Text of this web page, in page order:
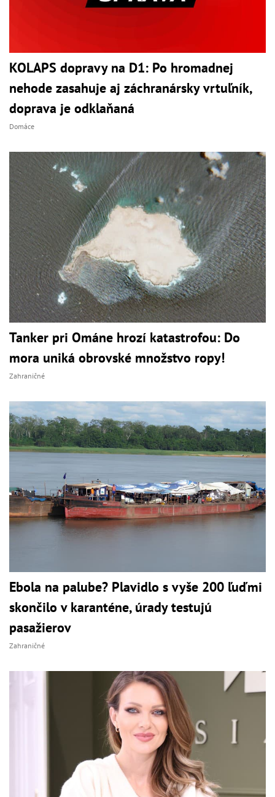
KOLAPS dopravy na D1: Po hromadnej
nehode zasahuje aj záchranársky vrtuľník,
doprava je odklaňaná
Domáce
Tanker pri Ománe hrozí katastrofou: Do
mora uniká obrovské množstvo ropy!
Zahraničné
Ebola na palube? Plavidlo s vyše 200 ľuďmi
skončilo v karanténe, úrady testujú
pasažierov
Zahraničné